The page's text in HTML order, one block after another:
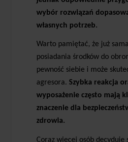
wybór rozwiązań
własnych potrzeb.
Warto pamiętać, że już
posiadania środków do
pewność siebie i może
agresora. Szybka reakcja
wyposażenie często mają
znaczenie dla
zdrowia.
Coraz więcej osób decyduje